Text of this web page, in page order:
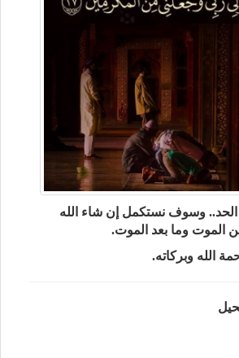
الحد.. وسوف نستكمل إن شاء الله
الموت وما بعد الموت.
الله وبركاته.